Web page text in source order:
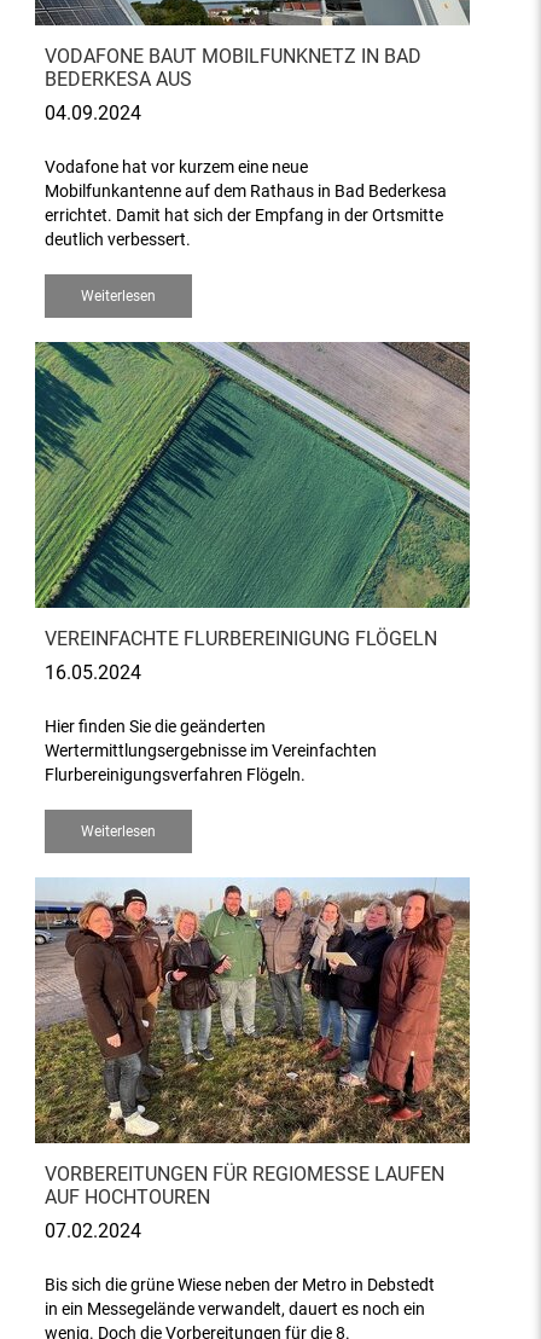
VODAFONE BAUT MOBILFUNKNETZ IN BAD
BEDERKESA AUS
04.09.2024
Vodafone hat vor kurzem eine neue
Mobilfunkantenne auf dem Rathaus in Bad Bederkesa
errichtet. Damit hat sich der Empfang in der Ortsmitte
deutlich verbessert.
Weiterlesen
VEREINFACHTE FLURBEREINIGUNG FLÖGELN
16.05.2024
Hier finden Sie die geänderten
Wertermittlungsergebnisse im Vereinfachten
Flurbereinigungsverfahren Flögeln.
Weiterlesen
VORBEREITUNGEN FÜR REGIOMESSE LAUFEN
AUF HOCHTOUREN
07.02.2024
Bis sich die grüne Wiese neben der Metro in Debstedt
in ein Messegelände verwandelt, dauert es noch ein
wenig. Doch die Vorbereitungen für die 8.